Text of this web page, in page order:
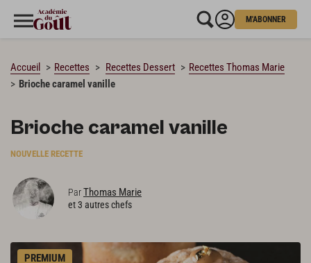
M'ABONNER
Accueil Recettes Recettes Dessert
Recettes Thomas Marie
Brioche caramel vanille
Brioche caramel vanille
NOUVELLE RECETTE
ParThomas Marie
et 3 autres chefs
PREMIUM
CHARGEMENT…